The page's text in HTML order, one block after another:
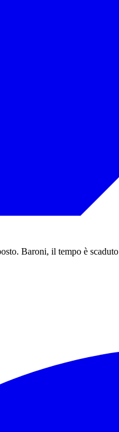
Baroni, il tempo è scaduto